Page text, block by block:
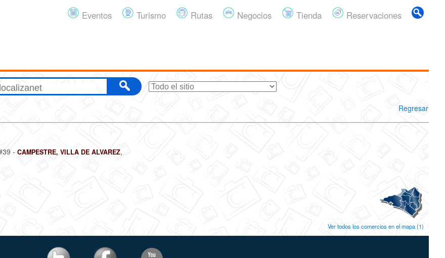
Reservaciones
Tienda
Negocios
Rutas
Turismo
Eventos
Regresar
- CAMPESTRE, VILLA DE ALVAREZ,
Ver todos los comercios en el mapa (1)